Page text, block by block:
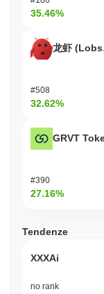
35.46%
龙虾
#508
32.62%
GRVT
#390
27.16%
Tendenze
XXXAi
no rank